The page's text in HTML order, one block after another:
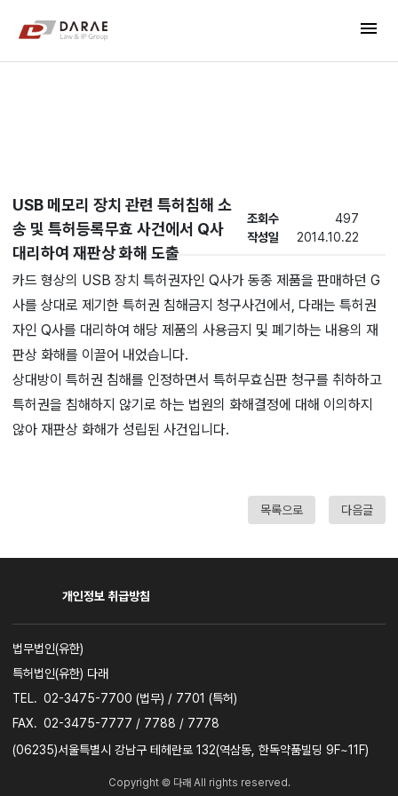
메인 메뉴 바로가기
menu
USB 메모리 장치 관련 특허침해 소
송 및 특허등록무효 사건에서 Q사
대리하여 재판상 화해 도출
조회수
497
작성일
2014.10.22
카드 형상의 USB 장치 특허권자인 Q사가 동종 제품을 판매하던 G
사를 상대로 제기한 특허권 침해금지 청구사건에서, 다래는 특허권
자인 Q사를 대리하여 해당 제품의 사용금지 및 폐기하는 내용의 재
판상 화해를 이끌어 내었습니다.
상대방이 특허권 침해를 인정하면서 특허무효심판 청구를 취하하고
특허권을 침해하지 않기로 하는 법원의 화해결정에 대해 이의하지
않아 재판상 화해가 성립된 사건입니다.
목록으로 다음글
개인정보 취급방침
사업자명
법무법인(유한)
특허법인(유한) 다래
TEL. 02-3475-7700 (법무) / 7701 (특허)
FAX. 02-3475-7777 / 7788 / 7778
주소
(06235)서울특별시 강남구 테헤란로 132(역삼동, 한독약품빌딩 9F~11F)
Copyright © 다래 All rights reserved.